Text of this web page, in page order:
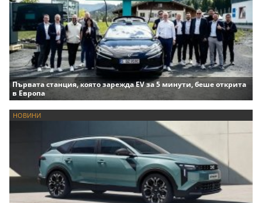
Първата станция, която зарежда EV за 5 минути, беше открита
в Европа
НОВИНИ